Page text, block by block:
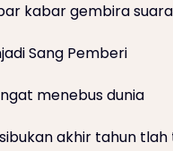
kabar gembira
Sang Pemberi
menebus dunia
akhir tahun